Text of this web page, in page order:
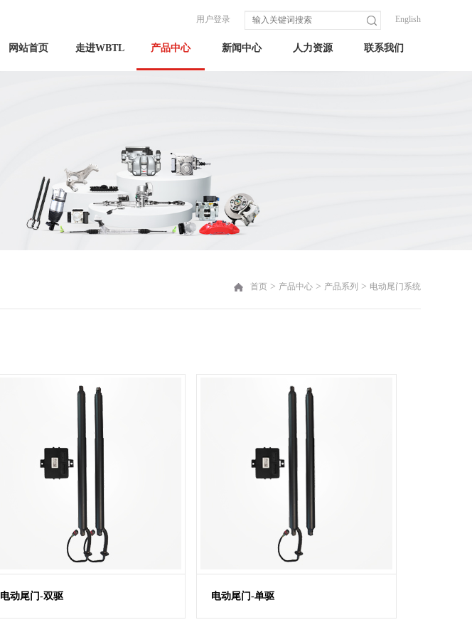
用户登录 English
网站首页 走进WBTL 产品中心 新闻中心 人力资源 联系我们
首页 > 产品中心 > 产品系列 > 电动尾门系统
电动尾门-双驱 电动尾门-单驱